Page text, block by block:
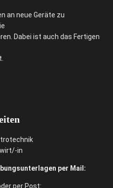
an neue Geräte zu
Dabei ist auch das Fertigen
in
per Mail:
per Post: